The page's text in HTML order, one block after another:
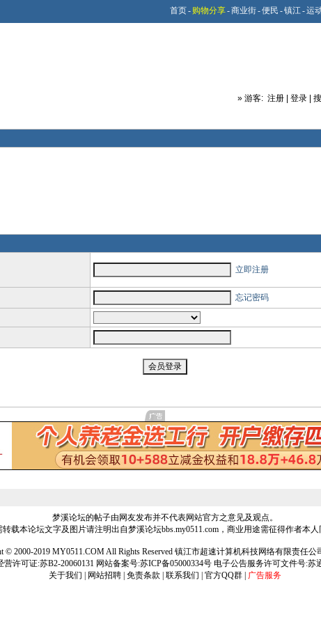
首页- 购物分享-商业街-便民 -镇江-运
» 游客: 注册 登录
立即注册
忘记密码
梦溪论坛的帖子由网友发布并不代表网站官方之意见及观点。
转载本论坛文字及图片请注明出自梦溪论坛bbs.my0511.com，商业用途需征得作者本
© 2000-2019 MY0511.COM All Rights Reserved 镇江市超速计算机科技网络有限责任公
营许可证:苏B2-20060131 网站备案号:苏ICP备05000334号 电子公告服务许可文件号:苏
关于我们
网站招聘 免责条款 联系我们 官方QQ群 广告服务